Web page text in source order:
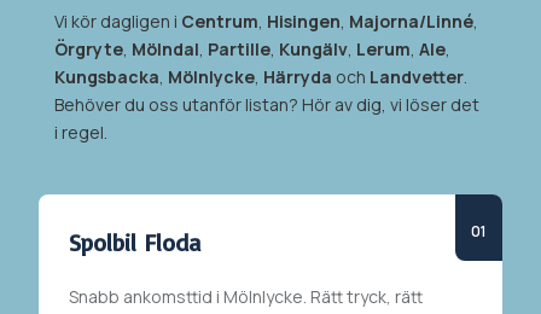
Vi kör dagligen i Centrum, Hisingen, Majorna/Linné,
Örgryte, Mölndal, Partille, Kungälv, Lerum, Ale,
Kungsbacka, Mölnlycke, Härryda och Landvetter.
Behöver du oss utanför listan? Hör av dig, vi löser det
i regel.
Spolbil Floda
Snabb ankomsttid i Mölnlycke. Rätt tryck, rätt